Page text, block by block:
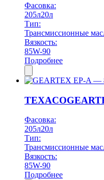
Фасовка:
205л20л
Тип:
Трансмиссионные
Вязкость:
85W-90
Подробнее
TEXACO
Фасовка:
205л20л
Тип:
Трансмиссионные
Вязкость:
85W-90
Подробнее